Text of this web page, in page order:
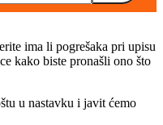
ima li pogrešaka pri upisu
kako biste pronašli ono što
u nastavku i javit ćemo